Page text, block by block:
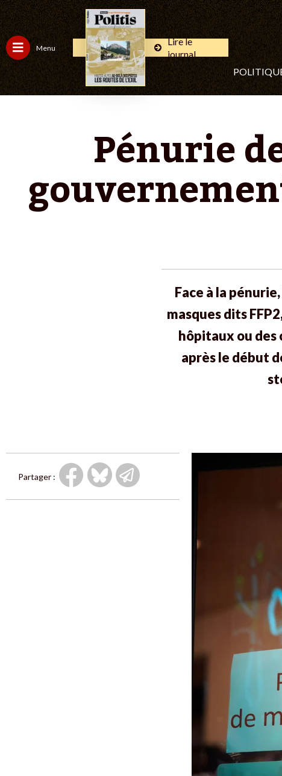
Menu
Lire le
journal
Pénurie
Face à la
masques dits
hôpitaux ou des
après le début
Partager :